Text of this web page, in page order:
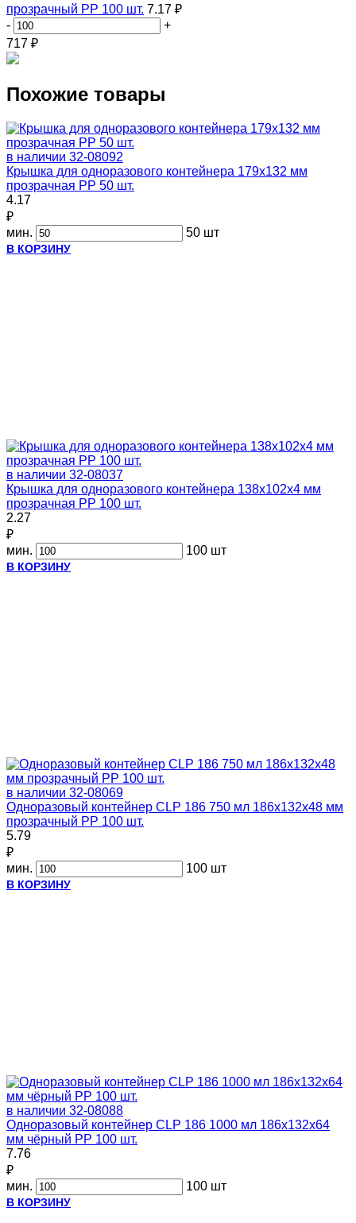
прозрачный PP 100 шт. 7.17 ₽
-
+
717 ₽
Похожие товары
в наличии 32-08092
Крышка для одноразового контейнера 179х132 мм
прозрачная PP 50 шт.
4.17
₽
мин.
50 шт
В КОРЗИНУ
в наличии 32-08037
Крышка для одноразового контейнера 138х102х4 мм
прозрачная PP 100 шт.
2.27
₽
мин.
100 шт
В КОРЗИНУ
в наличии 32-08069
Одноразовый контейнер CLP 186 750 мл 186х132х48 мм
прозрачный PP 100 шт.
5.79
₽
мин.
100 шт
В КОРЗИНУ
в наличии 32-08088
Одноразовый контейнер CLP 186 1000 мл 186х132х64
мм чёрный PP 100 шт.
7.76
₽
мин.
100 шт
В КОРЗИНУ